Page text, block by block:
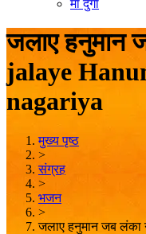
माँ दुर्गा
जलाए हनुमान
jalaye
nagariya
मुख्य पृष्ठ
>
संग्रह
>
भजन
>
जलाए हनुमान जब लंका